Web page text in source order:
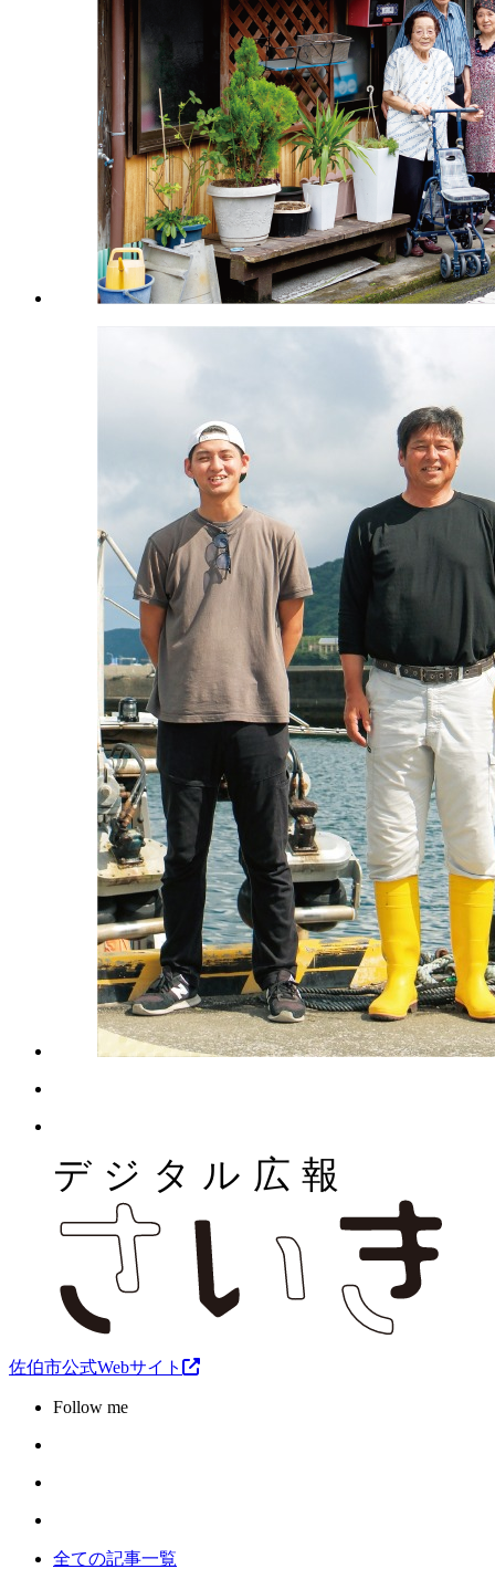
佐伯市公式Webサイト
Follow me
全ての記事一覧